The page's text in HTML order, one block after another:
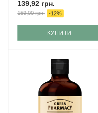
139,92 грн.
159,00грн. -12%
КУПИТИ